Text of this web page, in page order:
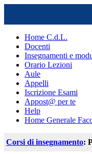
Home C.d.L.
Docenti
Insegnamenti e
Orario Lezioni
Aule
Appelli
Iscrizione Esami
Appost@ per te
Help
Home Generale
Corsi di insegnamento: